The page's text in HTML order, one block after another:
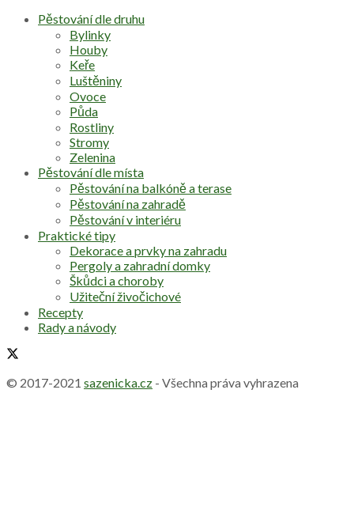
Pěstování dle druhu
Bylinky
Houby
Keře
Luštěniny
Ovoce
Půda
Rostliny
Stromy
Zelenina
Pěstování dle místa
Pěstování na balkóně a terase
Pěstování na zahradě
Pěstování v interiéru
Praktické tipy
Dekorace a prvky na zahradu
Pergoly a zahradní domky
Škůdci a choroby
Užiteční živočichové
Recepty
Rady a návody
© 2017-2021 sazenicka.cz - Všechna práva vyhrazena